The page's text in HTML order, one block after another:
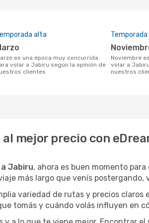
alta
marzo
volar a Jabiru según la opinión de
clientes
Temporada
noviembre es una temporada baja para
volar a
nuestros
mejor precio con
Jabiru, ahora es buen momento
más largo que venís postergando,
variedad de rutas y precios claros
tomás y cuándo volás influyen en